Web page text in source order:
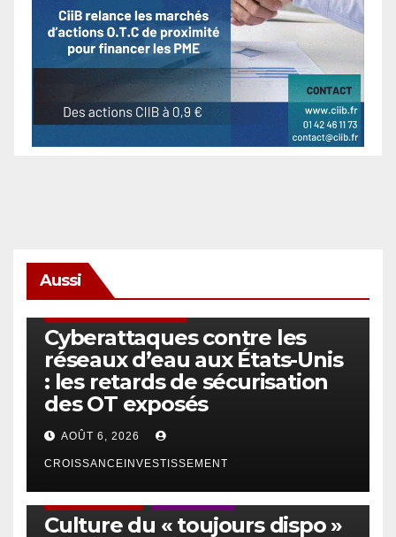
Aussi
Cyberattaques contre les
réseaux d’eau aux États-Unis
: les retards de sécurisation
des OT exposés
AOÛT 6, 2026
CROISSANCEINVESTISSEMENT
Culture du « toujours dispo »